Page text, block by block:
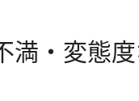
満・変態